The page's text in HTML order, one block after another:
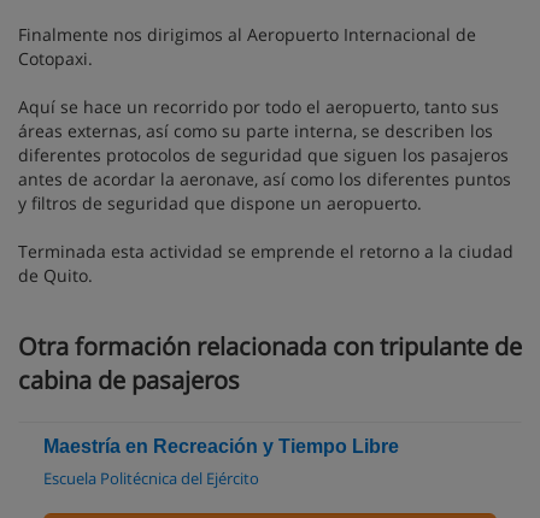
Finalmente nos dirigimos al Aeropuerto Internacional de
Cotopaxi.
Aquí se hace un recorrido por todo el aeropuerto, tanto sus
áreas externas, así como su parte interna, se describen los
diferentes protocolos de seguridad que siguen los pasajeros
antes de acordar la aeronave, así como los diferentes puntos
y filtros de seguridad que dispone un aeropuerto.
Terminada esta actividad se emprende el retorno a la ciudad
de Quito.
Otra formación relacionada con tripulante de
cabina de pasajeros
Maestría en Recreación y Tiempo Libre
Escuela Politécnica del Ejército